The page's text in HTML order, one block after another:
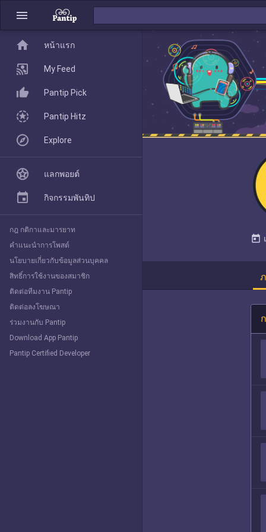
menu
today
home
Pantip Pick
Explore
home หน้าแรก
My Feed
Pantip Pick
Pantip Hitz
Explore
แลกพอยต์
กิจกรรมพันทิป
กฎ กติกาและมารยาท
คำแนะนำการโพสต์
นโยบายเกี่ยวกับข้อมูลส่วนบุคคล
สิทธิ์การใช้งานของสมาชิก
ติดต่อทีมงาน Pantip
ติดต่อลงโฆษณา
ร่วมงานกับ Pantip
Download App Pantip
Pantip Certified Developer